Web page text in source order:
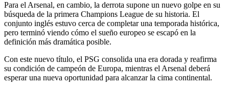
Para el Arsenal, en cambio, la derrota supone un nuevo golpe en su
búsqueda de la primera Champions League de su historia. El
conjunto inglés estuvo cerca de completar una temporada histórica,
pero terminó viendo cómo el sueño europeo se escapó en la
definición más dramática posible.
Con este nuevo título, el PSG consolida una era dorada y reafirma
su condición de campeón de Europa, mientras el Arsenal deberá
esperar una nueva oportunidad para alcanzar la cima continental.